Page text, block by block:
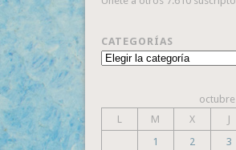
CATEGORÍAS
Categorías
L
M X J
1
2 3